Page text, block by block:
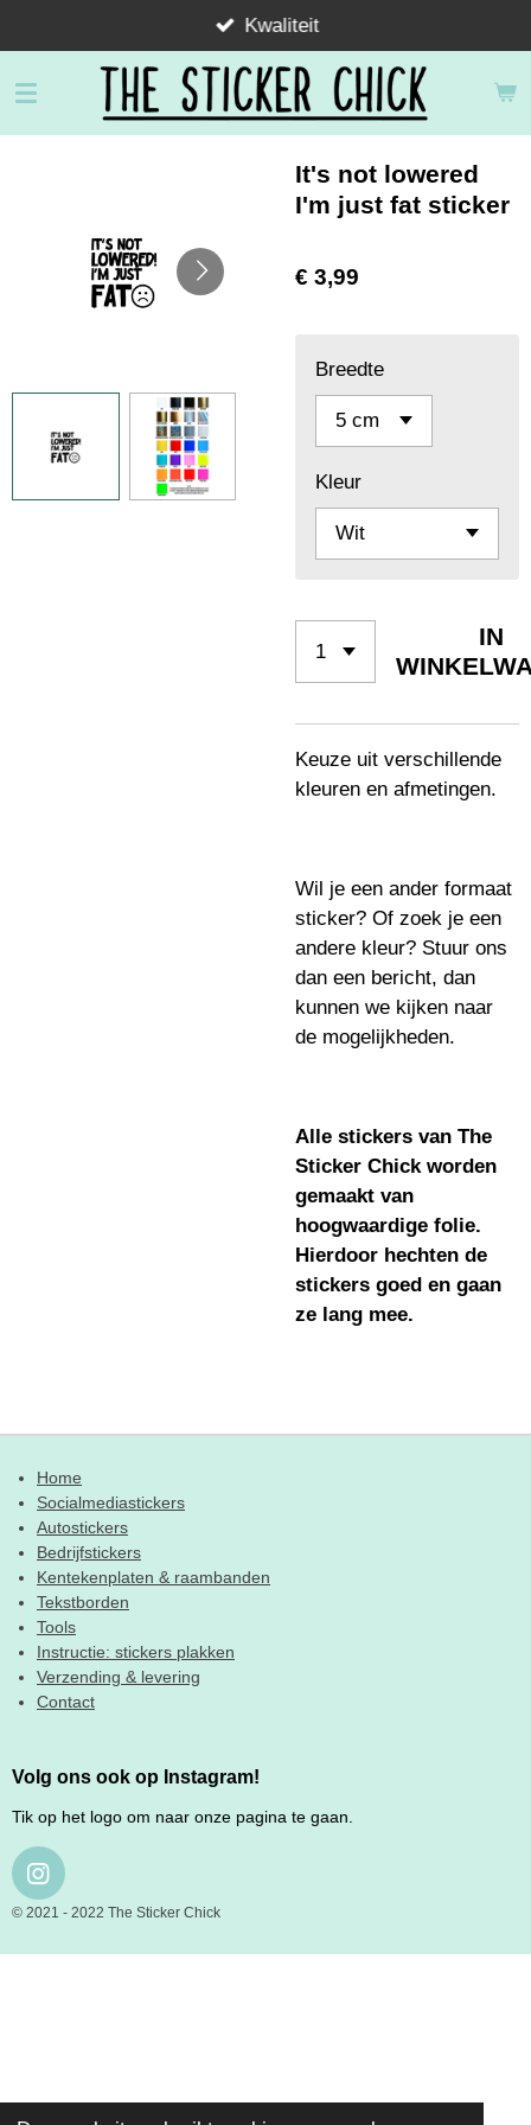
direct
naar
Kwaliteit
It's not lowered
I'm just fat sticker
€ 3,99
Breedte
Kleur
IN
Keuze uit verschillende
kleuren en afmetingen.
Wil je een ander formaat
sticker? Of zoek je een
andere kleur? Stuur ons
dan een bericht, dan
kunnen we kijken naar
de mogelijkheden.
Alle stickers van The
Sticker Chick worden
gemaakt van
hoogwaardige folie.
Hierdoor hechten de
stickers goed en gaan
ze lang mee.
Home
Socialmediastickers
Autostickers
Bedrijfstickers
Kentekenplaten & raambanden
Tekstborden
Tools
Instructie: stickers plakken
Verzending & levering
Contact
Volg ons ook op Instagram!
Tik op het logo om naar onze pagina te gaan.
I
N
T
© 2021 - 2022 The Sticker Chick